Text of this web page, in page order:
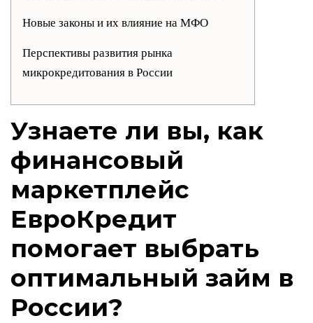
Новые законы и их влияние на МФО
Перспективы развития рынка
микрокредитования в России
Узнаете ли вы, как
финансовый
маркетплейс
ЕвроКредит
помогает выбрать
оптимальный займ в
России?